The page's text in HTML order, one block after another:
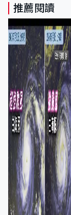
推薦閱讀